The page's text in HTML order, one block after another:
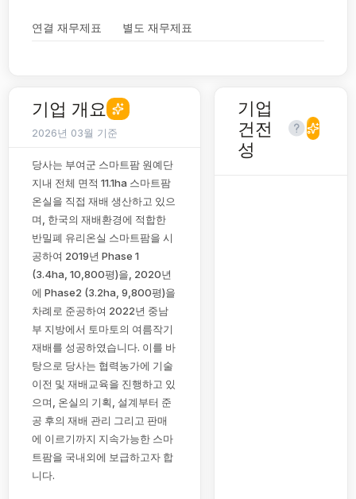
연결 재무제표 별도 재무제표
기업 개요
2026년 03월 기준
당사는 부여군 스마트팜 원예단
지내 전체 면적 11.1ha 스마트팜
온실을 직접 재배 생산하고 있으
며, 한국의 재배환경에 적합한
반밀폐 유리온실 스마트팜을 시
공하여 2019년 Phase 1
(3.4ha, 10,800평)을, 2020년
에 Phase2 (3.2ha, 9,800평)을
차례로 준공하여 2022년 중남
부 지방에서 토마토의 여름작기
재배를 성공하였습니다. 이를 바
탕으로 당사는 협력농가에 기술
이전 및 재배교육을 진행하고 있
으며, 온실의 기획, 설계부터 준
공 후의 재배 관리 그리고 판매
에 이르기까지 지속가능한 스마
트팜을 국내외에 보급하고자 합
니다.
기업
건전
성